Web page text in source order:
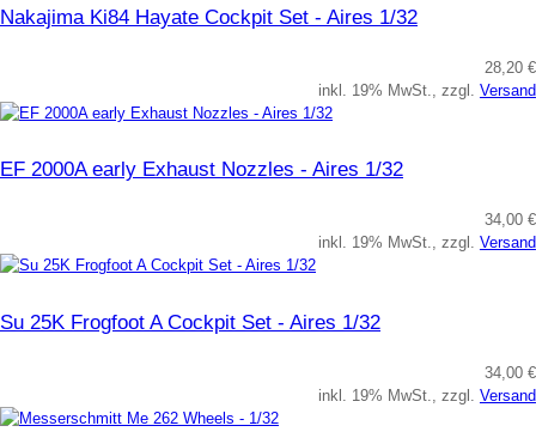
Nakajima Ki84 Hayate Cockpit Set - Aires 1/32
28,20 €
inkl. 19% MwSt., zzgl. Versand
EF 2000A early Exhaust Nozzles - Aires 1/32
34,00 €
inkl. 19% MwSt., zzgl. Versand
Su 25K Frogfoot A Cockpit Set - Aires 1/32
34,00 €
inkl. 19% MwSt., zzgl. Versand